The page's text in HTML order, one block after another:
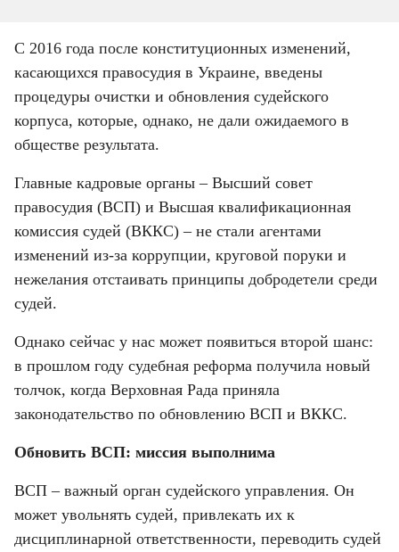
С 2016 года после конституционных изменений,
касающихся правосудия в Украине, введены
процедуры очистки и обновления судейского
корпуса, которые, однако, не дали ожидаемого в
обществе результата.
Главные кадровые органы – Высший совет
правосудия (ВСП) и Высшая квалификационная
комиссия судей (ВККС) – не стали агентами
изменений из-за коррупции, круговой поруки и
нежелания отстаивать принципы добродетели среди
судей.
Однако сейчас у нас может появиться второй шанс:
в прошлом году судебная реформа получила новый
толчок, когда Верховная Рада приняла
законодательство по обновлению ВСП и ВККС.
Обновить ВСП: миссия выполнима
ВСП – важный орган судейского управления. Он
может увольнять судей, привлекать их к
дисциплинарной ответственности, переводить судей